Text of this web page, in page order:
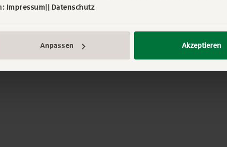
Impressum Datenschutz
Anpassen Akzeptieren